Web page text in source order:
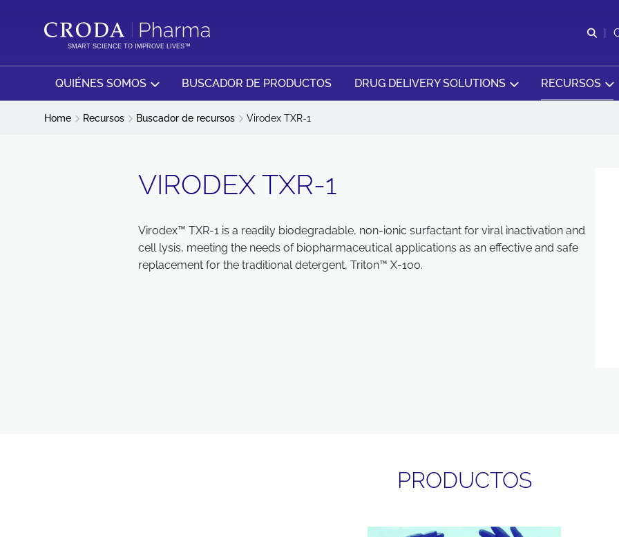
SMART SCIENCE TO IMPROVE LIVES™
QUIÉNES SOMOS BUSCADOR DE PRODUCTOS DRUG DELIVERY SOLUTIONS RECURSOS
Home Recursos Buscador de recursos Virodex TXR-1
VIRODEX TXR-1
Virodex™ TXR-1 is a readily biodegradable, non-ionic surfactant for viral inactivation and
cell lysis, meeting the needs of biopharmaceutical applications as an effective and safe
replacement for the traditional detergent, Triton™ X-100.
PRODUCTOS